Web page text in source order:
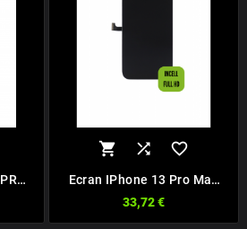
  
Ecran IPhone 13 Pro Max
33,72 €